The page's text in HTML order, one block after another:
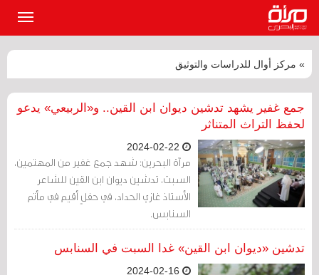
» مركز أوال للدراسات والتوثيق
جمع غفير يشهد تدشين ديوان ابن القين.. و«الربيعي» يدعو
لحفظ التراث المتناثر
مرآة البحرين: شهد جمع غفير من المهتمين،
السبت، تدشين ديوان ابن القين للشاعر
الأستاذ غازي الحداد، في حفلٍ أقيم في مأتم
السنابس.
تدشين «ديوان ابن القين» غدا السبت في السنابس